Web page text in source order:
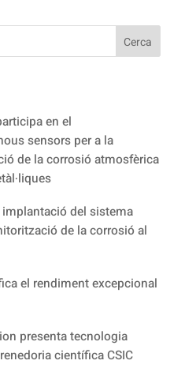
en el
sensors per a la
de la corrosió atmosfèrica
implantació del sistema
de la corrosió al
el rendiment excepcional
presenta tecnologia
científica CSIC